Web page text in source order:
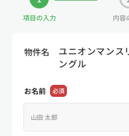
項目の入力 内容
物件名
ユニオンマン
ングル
お名前 必須